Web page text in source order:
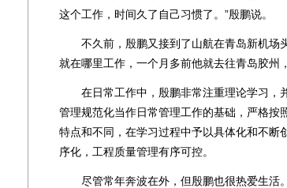
这个工作，时间久了自己习惯了。”殷鹏说。
不久前，殷鹏又接到了山航在青岛新机场
就在哪里工作，一个月多前他就去往青岛胶州
在日常工作中，殷鹏非常注重理论学习，
管理规范化当作日常管理工作的基础，严格按
特点和不同，在学习过程中予以具体化和不断
序化，工程质量管理有序可控。
尽管常年奔波在外，但殷鹏也很热爱生活